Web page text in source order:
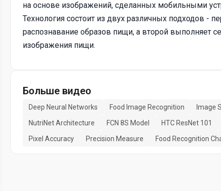
на основе изображений, сделанных мобильными
Технология состоит из двух различных подходов -
распознавание образов пищи, а второй выполняет
изображения пищи.
Больше видео
Deep Neural Networks Food Image Recognition
Image
NutriNet Architecture
FCN 8S Model
HTC ResNet 101
Pixel Accuracy
Precision Measure Food Recognition